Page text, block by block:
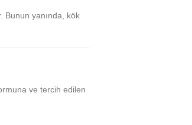
Bunun yanında, kök
ve tercih edilen